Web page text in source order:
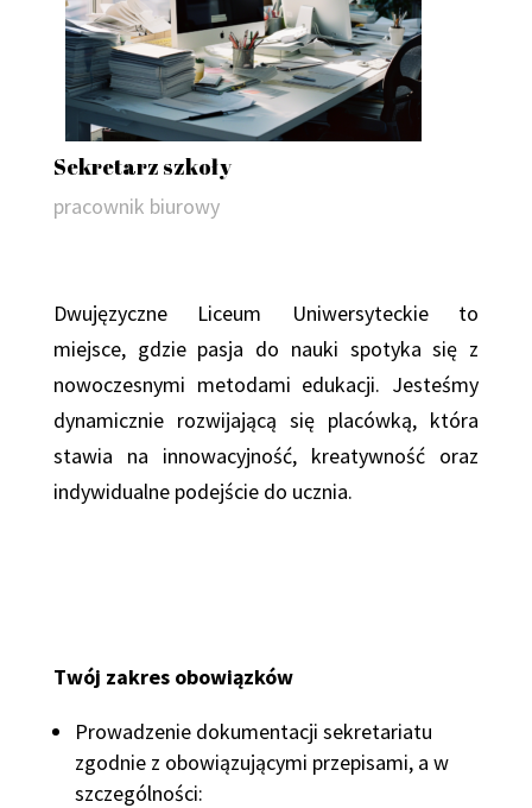
Sekretarz szkoły
pracownik biurowy
Dwujęzyczne Liceum Uniwersyteckie to
miejsce, gdzie pasja do nauki spotyka się z
nowoczesnymi metodami edukacji. Jesteśmy
dynamicznie rozwijającą się placówką, która
stawia na innowacyjność, kreatywność oraz
indywidualne podejście do ucznia.
Twój zakres obowiązków
Prowadzenie dokumentacji sekretariatu
zgodnie z obowiązującymi przepisami, a w
szczególności: